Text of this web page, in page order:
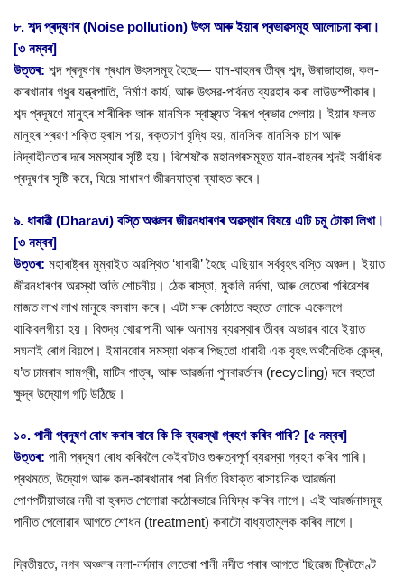
৮. শব্দ প্ৰদূষণৰ (Noise pollution) উৎস আৰু ইয়াৰ প্ৰভাৱসমূহ আলোচনা কৰা।
[৩ নম্বৰ]
উত্তৰ: শব্দ প্ৰদূষণৰ প্ৰধান উৎসসমূহ হৈছে— যান-বাহনৰ তীব্ৰ শব্দ, উৰাজাহাজ, কল-
কাৰখানাৰ গধুৰ যন্ত্ৰপাতি, নিৰ্মাণ কাৰ্য, আৰু উৎসৱ-পাৰ্বনত ব্যৱহাৰ কৰা লাউডস্পীকাৰ।
শব্দ প্ৰদূষণে মানুহৰ শাৰীৰিক আৰু মানসিক স্বাস্থ্যত বিৰূপ প্ৰভাৱ পেলায়। ইয়াৰ ফলত
মানুহৰ শ্ৰৱণ শক্তি হ্ৰাস পায়, ৰক্তচাপ বৃদ্ধি হয়, মানসিক মানসিক চাপ আৰু
নিদ্ৰাহীনতাৰ দৰে সমস্যাৰ সৃষ্টি হয়। বিশেষকৈ মহানগৰসমূহত যান-বাহনৰ শব্দই সৰ্বাধিক
প্ৰদূষণৰ সৃষ্টি কৰে, যিয়ে সাধাৰণ জীৱনযাত্ৰা ব্যাহত কৰে।
৯. ধাৰাৱী (Dharavi) বস্তি অঞ্চলৰ জীৱনধাৰণৰ অৱস্থাৰ বিষয়ে এটি চমু টোকা লিখা।
[৩ নম্বৰ]
উত্তৰ: মহাৰাষ্ট্ৰৰ মুম্বাইত অৱস্থিত ‘ধাৰাৱী’ হৈছে এছিয়াৰ সৰ্ববৃহৎ বস্তি অঞ্চল। ইয়াত
জীৱনধাৰণৰ অৱস্থা অতি শোচনীয়। ঠেক ৰাস্তা, মুকলি নৰ্দমা, আৰু লেতেৰা পৰিৱেশৰ
মাজত লাখ লাখ মানুহে বসবাস কৰে। এটা সৰু কোঠাতে বহুতো লোকে একেলগে
থাকিবলগীয়া হয়। বিশুদ্ধ খোৱাপানী আৰু অনাময় ব্যৱস্থাৰ তীব্ৰ অভাৱৰ বাবে ইয়াত
সঘনাই ৰোগ বিয়পে। ইমানবোৰ সমস্যা থকাৰ পিছতো ধাৰাৱী এক বৃহৎ অৰ্থনৈতিক কেন্দ্ৰ,
য’ত চামৰাৰ সামগ্ৰী, মাটিৰ পাত্ৰ, আৰু আৱৰ্জনা পুনৰাৱৰ্তনৰ (recycling) দৰে বহুতো
ক্ষুদ্ৰ উদ্যোগ গঢ়ি উঠিছে।
১০. পানী প্ৰদূষণ ৰোধ কৰাৰ বাবে কি কি ব্যৱস্থা গ্ৰহণ কৰিব পাৰি? [৫ নম্বৰ]
উত্তৰ: পানী প্ৰদূষণ ৰোধ কৰিবলৈ কেইবাটাও গুৰুত্বপূৰ্ণ ব্যৱস্থা গ্ৰহণ কৰিব পাৰি।
প্ৰথমতে, উদ্যোগ আৰু কল-কাৰখানাৰ পৰা নিৰ্গত বিষাক্ত ৰাসায়নিক আৱৰ্জনা
পোণপটীয়াভাৱে নদী বা হ্ৰদত পেলোৱা কঠোৰভাৱে নিষিদ্ধ কৰিব লাগে। এই আৱৰ্জনাসমূহ
পানীত পেলোৱাৰ আগতে শোধন (treatment) কৰাটো বাধ্যতামূলক কৰিব লাগে।
দ্বিতীয়তে, নগৰ অঞ্চলৰ নলা-নৰ্দমাৰ লেতেৰা পানী নদীত পৰাৰ আগতে ‘ছিৱেজ ট্ৰিটমেণ্ট